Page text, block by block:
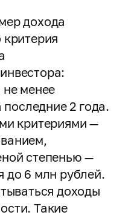
дохода
критерия
не менее
2 года.
критериями —
степенью —
до 6 млн рублей.
доходы
Такие